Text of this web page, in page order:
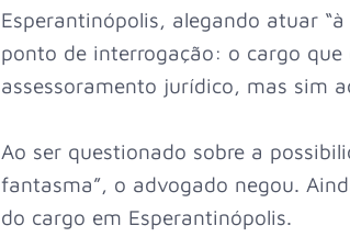
Esperantinópolis, alegando atuar
ponto de interrogação: o cargo
assessoramento jurídico, mas sim
Ao ser questionado sobre a
fantasma”, o advogado negou.
do cargo em Esperantinópolis.